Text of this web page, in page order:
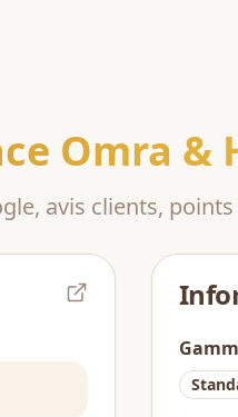
Omra &
avis clients,